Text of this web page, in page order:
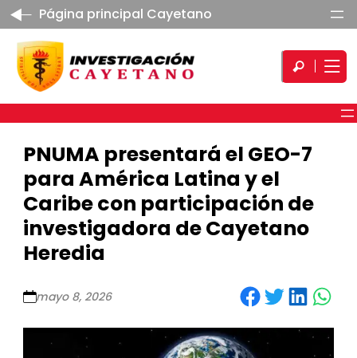
Página principal Cayetano
PNUMA presentará el GEO-7
para América Latina y el
Caribe con participación de
investigadora de Cayetano
Heredia
mayo 8, 2026 Share on Facebook Share on Twitter Share on LinkedIn Share on WhatsApp